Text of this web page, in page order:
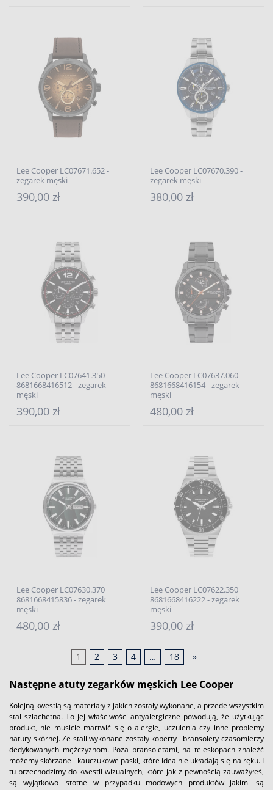
Lee Cooper LC07671.652 -
zegarek męski
390,00 zł
Lee Cooper LC07670.390 -
zegarek męski
380,00 zł
Lee Cooper LC07641.350
8681668416512 - zegarek
męski
390,00 zł
Lee Cooper LC07637.060
8681668416154 - zegarek
męski
480,00 zł
Lee Cooper LC07630.370
8681668415836 - zegarek
męski
480,00 zł
Lee Cooper LC07622.350
8681668416222 - zegarek
męski
390,00 zł
1 2 3 4 … 18 »
Następne atuty zegarków męskich Lee Cooper
Kolejną kwestią są materiały z jakich zostały wykonane, a przede wszystkim
stal szlachetna. To jej właściwości antyalergiczne powodują, że użytkując
produkt, nie musicie martwić się o alergie, uczulenia czy inne problemy
natury skórnej. Ze stali wykonane zostały koperty i bransolety czasomierzy
dedykowanych mężczyznom. Poza bransoletami, na teleskopach znaleźć
możemy skórzane i kauczukowe paski, które idealnie układają się na ręku. I
tu przechodzimy do kwestii wizualnych, które jak z pewnością zauważyłeś,
są wyjątkowo istotne w przypadku modowych produktów jakimi są